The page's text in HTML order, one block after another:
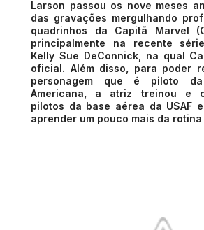
Larson passou os nove meses
das gravações mergulhando
quadrinhos da Capitã Marvel
principalmente na recente
Kelly Sue DeConnick, na qual
oficial. Além disso, para poder
personagem que é piloto
Americana, a atriz treinou e
pilotos da base aérea da USAF
aprender um pouco mais da